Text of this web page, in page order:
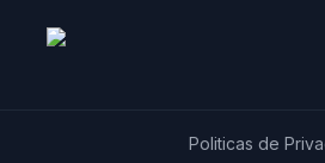
Politicas de